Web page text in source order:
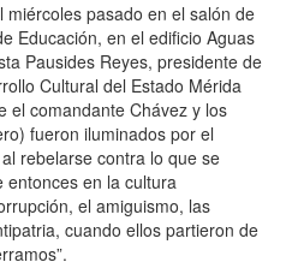
miércoles pasado en el salón de
Educación, en el edificio Aguas
Pausides Reyes, presidente de
Cultural del Estado Mérida
el comandante Chávez y los
fueron iluminados por el
rebelarse contra lo que se
entonces en la cultura
el amiguismo, las
cuando ellos partieron de